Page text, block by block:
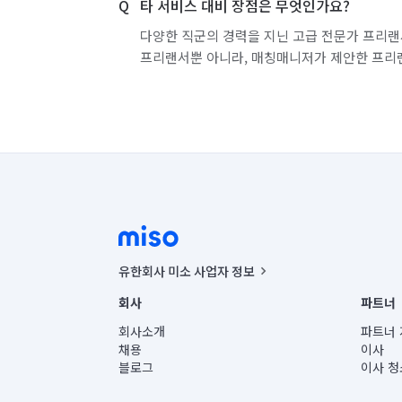
타 서비스 대비 장점은 무엇인가요?
다양한 직군의 경력을 지닌 고급 전문가 프리
프리랜서뿐 아니라, 매칭매니저가 제안한 프
유한회사 미소 사업자 정보
사업자등록번호 : 291-87-00271 | 인허가번호 : 2016-
통신판매신고번호 : 2024-서울종로-1400(공정거래위원회
대표이사 : CHING VICTOR COLUMBIA RHEE
주소 | 본사: 서울특별시 종로구 율곡로 6(중학동, 트윈트
컨택센터 : 서울특별시 종로구 수송동 율곡로 24, 7층, 8층
회사
회사소개
채용
블로그
파트너
파트너
이사
이사